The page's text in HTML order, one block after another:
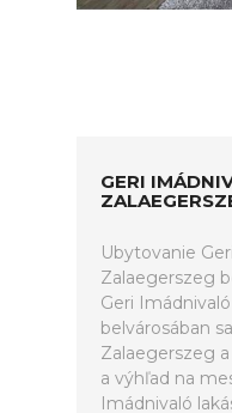
GERI
Ubytovanie
Zalaegerszeg
Geri
belvárosában
Zalaegerszeg
a výhľad na
Imádnivaló